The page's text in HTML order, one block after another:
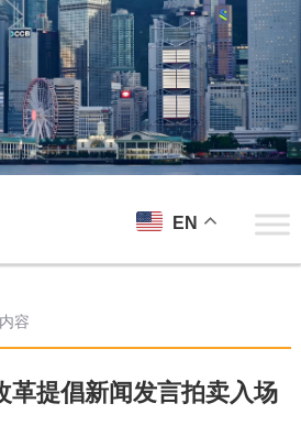
EN
容
革提倡新闻发言拍卖入场